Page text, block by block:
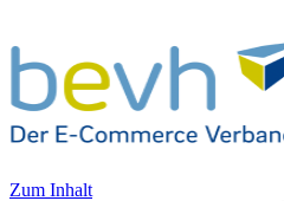
Zum Inhalt